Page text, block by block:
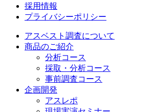
採用情報
プライバシーポリシー
アスベスト調査について
商品のご紹介
分析コース
採取・分析コース
事前調査コース
企画開発
アスレポ